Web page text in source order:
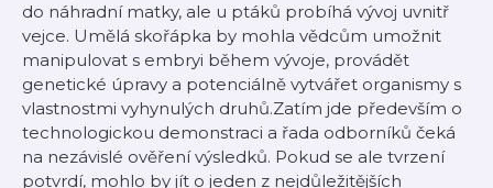
do náhradní matky, ale u ptáků probíhá vývoj uvnitř
vejce. Umělá skořápka by mohla vědcům umožnit
manipulovat s embryi během vývoje, provádět
genetické úpravy a potenciálně vytvářet organismy s
vlastnostmi vyhynulých druhů.Zatím jde především o
technologickou demonstraci a řada odborníků čeká
na nezávislé ověření výsledků. Pokud se ale tvrzení
potvrdí, mohlo by jít o jeden z nejdůležitějších